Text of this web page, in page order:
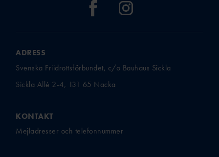
ADRESS
Svenska Friidrottsförbundet, c/o Bauhaus Sickla
Sickla Allé 2-4, 131 65 Nacka
KONTAKT
Mejladresser och telefonnummer